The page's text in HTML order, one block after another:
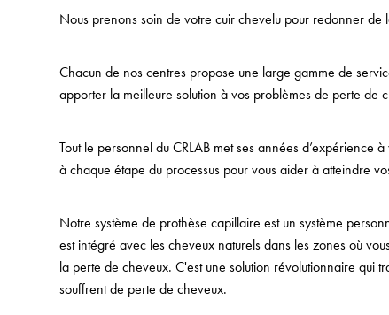
Nous prenons soin de votre cuir chevelu pour redonner de
Chacun de nos centres propose une large gamme de
apporter la meilleure solution à vos problèmes de perte de
Tout le personnel du CRLAB met ses années d’expérience
à chaque étape du processus pour vous aider à atteindre
Notre système de prothèse capillaire est un système
est intégré avec les cheveux naturels dans les zones où
la perte de cheveux. C'est une solution révolutionnaire qui
souffrent de perte de cheveux.